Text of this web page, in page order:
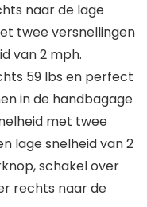
naar de lage
twee versnellingen
van 2 mph.
59 lbs en perfect
in de handbagage
met twee
lage snelheid van 2
schakel over
rechts naar de